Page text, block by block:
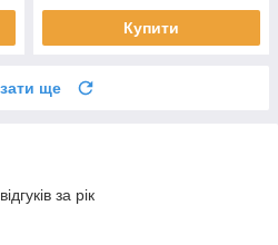
Купити
ще
за рік